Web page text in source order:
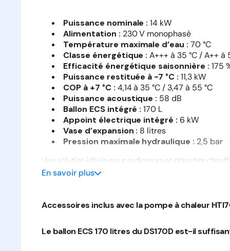
Puissance nominale : 14 kW
Alimentation : 230 V monophasé
Température maximale d’eau : 70 °C
Classe énergétique : A+++ à 35 °C / A++ à
Efficacité énergétique saisonnière : 175
Puissance restituée à -7 °C : 11,3 kW
COP à +7 °C : 4,14 à 35 °C / 3,47 à 55 °C
Puissance acoustique : 58 dB
Ballon ECS intégré : 170 L
Appoint électrique intégré : 6 kW
Vase d’expansion : 8 litres
Pression maximale hydraulique : 2,5 bar
Une solution idéale pour radiateurs et plancher
HTi70 14 kW monophasée
Elle alimente efficacement :
radiateurs fonte ou acier
En savoir plus
Accessoires inclus avec la pompe à chaleur
Le ballon ECS 170 litres du DS170D est-il